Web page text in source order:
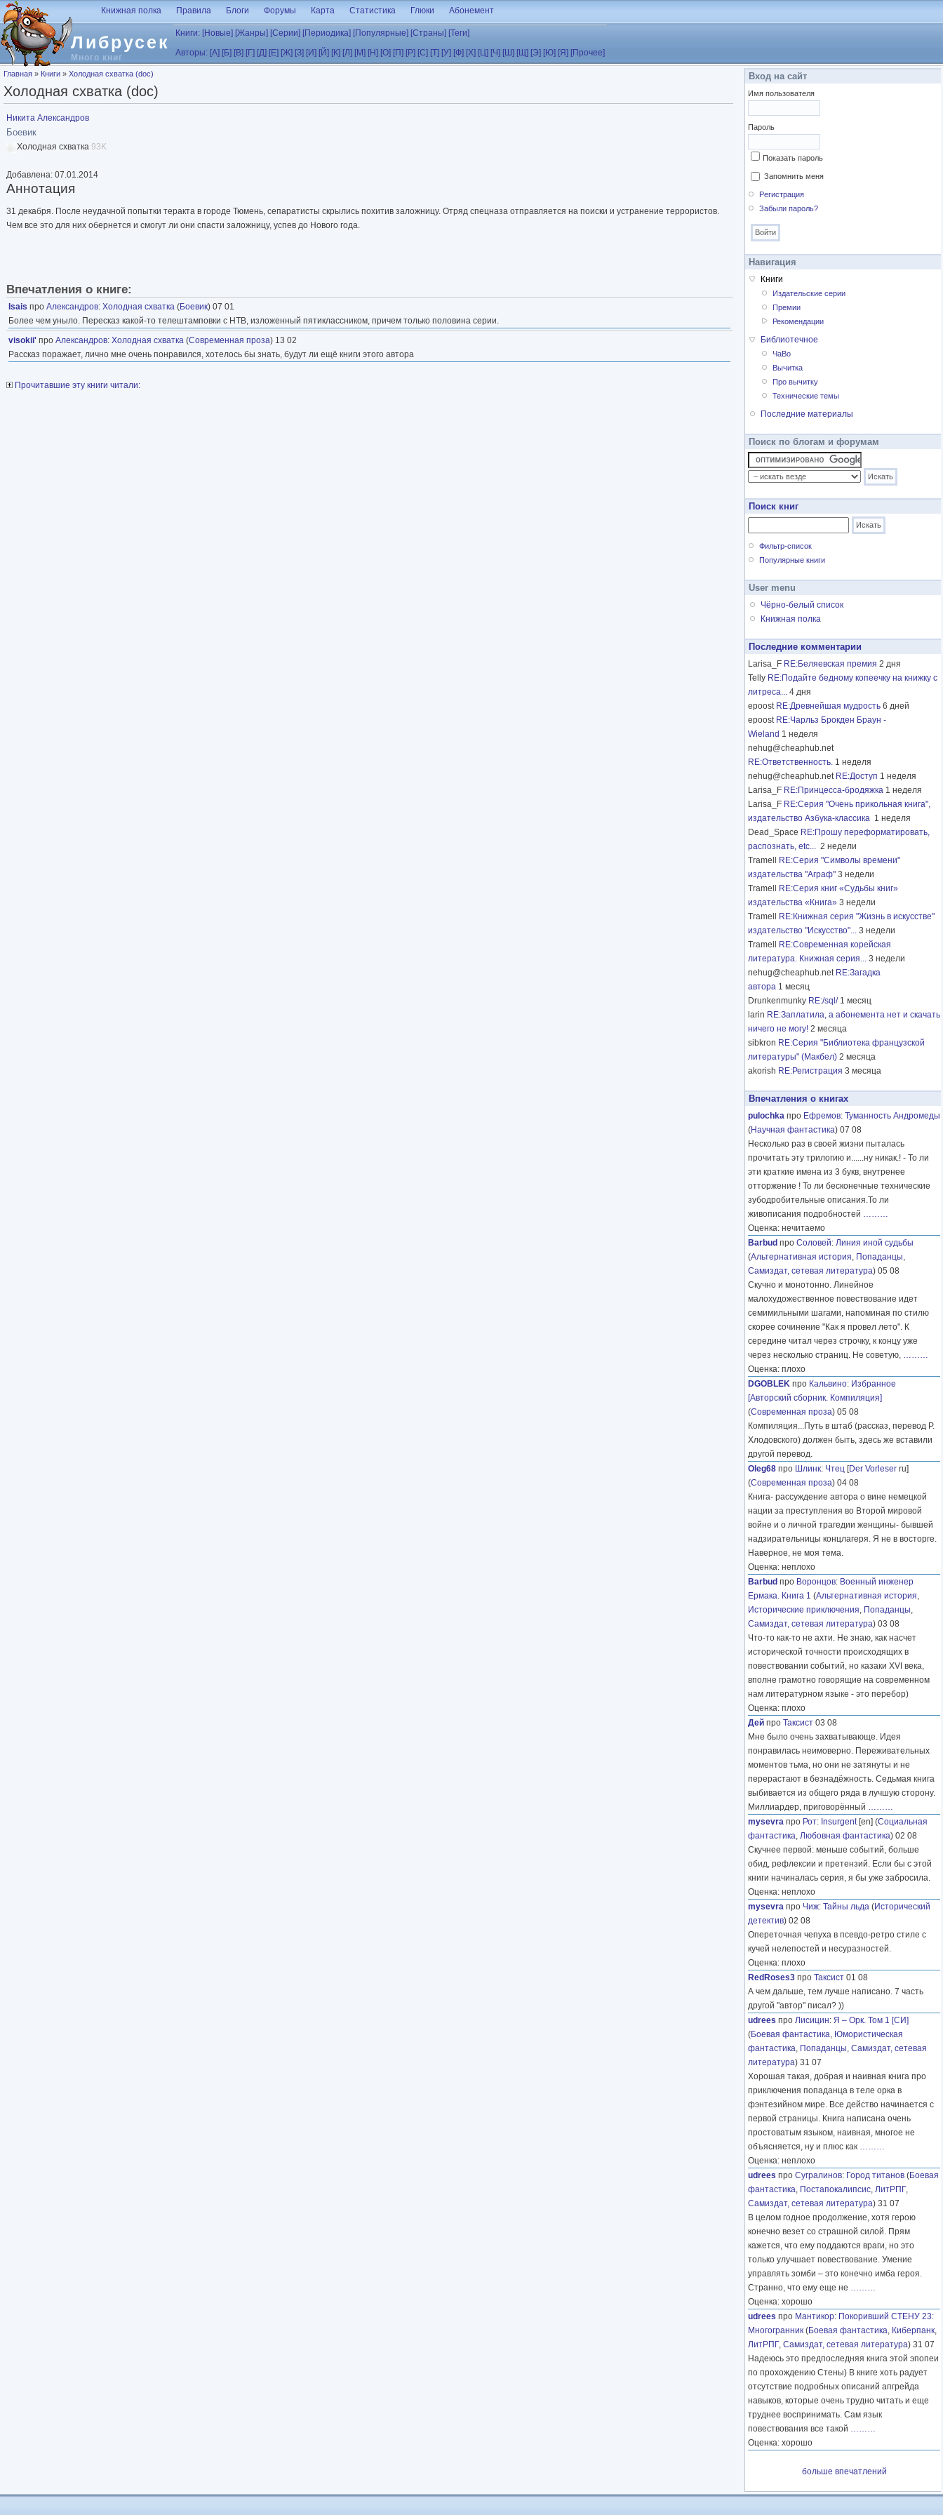
Перейти к основному содержанию
Либрусек
Много книг
Книжная полка Правила Блоги Форумы Карта Статистика Глюки Абонемент
Книги: [Новые] [Жанры] [Серии] [Периодика] [Популярные] [Страны] [Теги]
Авторы: [А] [Б] [В] [Г] [Д] [Е] [Ж] [З] [И] [Й] [К] [Л] [М] [Н] [О] [П] [Р] [С] [Т] [У] [Ф] [Х] [Ц] [Ч] [Ш] [Щ] [Э] [Ю] [Я] [Прочее]
Вы здесь
Главная » Книги » Холодная схватка (doc)
Холодная схватка (doc)
Никита Александров
Боевик
Холодная схватка 93K
Добавлена: 07.01.2014
Аннотация
31 декабря. После неудачной попытки теракта в городе Тюмень, сепаратисты скрылись похитив заложницу. Отряд спецназа отправляется на поиски и устранение террористов.
Чем все это для них обернется и смогут ли они спасти заложницу, успев до Нового года.
Впечатления о книге:
Isais про Александров: Холодная схватка (Боевик) 07 01
Более чем уныло. Пересказ какой-то телештамповки с НТВ, изложенный пятиклассником, причем только половина серии.
visokii' про Александров: Холодная схватка (Современная проза) 13 02
Рассказ поражает, лично мне очень понравился, хотелось бы знать, будут ли ещё книги этого автора
Прочитавшие эту книги читали:
Вход на сайт
Имя пользователя
Пароль
Показать пароль
Запомнить меня
Регистрация
Забыли пароль?
Навигация
Книги
Издательские серии
Премии
Рекомендации
Библиотечное
ЧаВо
Вычитка
Про вычитку
Технические темы
Последние материалы
Поиск по блогам и форумам
Поиск книг
Фильтр-список
Популярные книги
User menu
Чёрно-белый список
Книжная полка
Последние комментарии
Larisa_F RE:Беляевская премия 2 дня
Telly RE:Подайте бедному копеечку на книжку с
литреса... 4 дня
epoost RE:Древнейшая мудрость 6 дней
epoost RE:Чарльз Брокден Браун -
Wieland 1 неделя
nehug@cheaphub.net
RE:Ответственность. 1 неделя
nehug@cheaphub.net RE:Доступ 1 неделя
Larisa_F RE:Принцесса-бродяжка 1 неделя
Larisa_F RE:Серия "Очень прикольная книга",
издательство Азбука-классика 1 неделя
Dead_Space RE:Прошу переформатировать,
распознать, etc... 2 недели
Tramell
RE:Серия "Символы времени"
издательства "Аграф" 3 недели
Tramell
RE:Серия книг «Судьбы книг»
издательства «Книга» 3 недели
Tramell
RE:Книжная серия "Жизнь в искусстве"
издательство "Искусство"... 3 недели
Tramell
RE:Современная корейская
литература. Книжная серия... 3 недели
nehug@cheaphub.net RE:Загадка
автора 1 месяц
Drunkenmunky RE:/sql/ 1 месяц
larin RE:Заплатила, а абонемента нет и скачать
ничего не могу! 2 месяца
sibkron RE:Серия "Библиотека французской
литературы" (Макбел) 2 месяца
akorish RE:Регистрация 3 месяца
Впечатления о книгах
pulochka про Ефремов: Туманность Андромеды
(Научная фантастика) 07 08
Несколько раз в своей жизни пыталась
прочитать эту трилогию и......ну никак.! - То ли
эти краткие имена из 3 букв, внутренее
отторжение ! То ли бесконечные технические
зубодробительные описания.То ли
живописания подробностей ………
Оценка: нечитаемо
Barbud про Соловей: Линия иной судьбы
(Альтернативная история, Попаданцы,
Самиздат, сетевая литература) 05 08
Скучно и монотонно. Линейное
малохудожественное повествование идет
семимильными шагами, напоминая по стилю
скорее сочинение "Как я провел лето". К
середине читал через строчку, к концу уже
через несколько страниц. Не советую, ………
Оценка: плохо
DGOBLEK про Кальвино: Избранное
[Авторский сборник. Компиляция]
(Современная проза) 05 08
Компиляция...Путь в штаб (рассказ, перевод Р.
Хлодовского) должен быть, здесь же вставили
другой перевод.
Oleg68 про Шлинк: Чтец [Der Vorleser ru]
(Современная проза) 04 08
Книга- рассуждение автора о вине немецкой
нации за преступления во Второй мировой
войне и о личной трагедии женщины- бывшей
надзирательницы концлагеря. Я не в восторге.
Наверное, не моя тема.
Оценка: неплохо
Barbud про Воронцов: Военный инженер
Ермака. Книга 1 (Альтернативная история,
Исторические приключения, Попаданцы,
Самиздат, сетевая литература) 03 08
Что-то как-то не ахти. Не знаю, как насчет
исторической точности происходящих в
повествовании событий, но казаки XVI века,
вполне грамотно говорящие на современном
нам литературном языке - это перебор)
Оценка: плохо
Дей про Таксист 03 08
Мне было очень захватывающе. Идея
понравилась неимоверно. Переживательных
моментов тьма, но они не затянуты и не
перерастают в безнадёжность. Седьмая книга
выбивается из общего ряда в лучшую сторону.
Миллиардер, приговорённый ………
mysevra про Рот: Insurgent[en] (Социальная
фантастика, Любовная фантастика) 02 08
Скучнее первой: меньше событий, больше
обид, рефлексии и претензий. Если бы с этой
книги начиналась серия, я бы уже забросила.
Оценка: неплохо
mysevra про Чиж: Тайны льда (Исторический
детектив) 02 08
Опереточная чепуха в псевдо-ретро стиле с
кучей нелепостей и несуразностей.
Оценка: плохо
RedRoses3 про Таксист 01 08
А чем дальше, тем лучше написано. 7 часть
другой "автор" писал? ))
udrees про Лисицин: Я – Орк. Том 1 [СИ]
(Боевая фантастика, Юмористическая
фантастика, Попаданцы, Самиздат, сетевая
литература) 31 07
Хорошая такая, добрая и наивная книга про
приключения попаданца в теле орка в
фэнтезийном мире. Все действо начинается с
первой страницы. Книга написана очень
простоватым языком, наивная, многое не
объясняется, ну и плюс как ………
Оценка: неплохо
udrees про Сугралинов: Город титанов (Боевая
фантастика, Постапокалипсис, ЛитРПГ,
Самиздат, сетевая литература) 31 07
В целом годное продолжение, хотя герою
конечно везет со страшной силой. Прям
кажется, что ему поддаются враги, но это
только улучшает повествование. Умение
управлять зомби – это конечно имба героя.
Странно, что ему еще не ………
Оценка: хорошо
udrees про Мантикор: Покоривший СТЕНУ 23:
Многогранник (Боевая фантастика, Киберпанк,
ЛитРПГ, Самиздат, сетевая литература) 31 07
Надеюсь это предпоследняя книга этой эпопеи
по прохождению Стены) В книге хоть радует
отсутствие подробных описаний апгрейда
навыков, которые очень трудно читать и еще
труднее воспринимать. Сам язык
повествования все такой ………
Оценка: хорошо
больше впечатлений